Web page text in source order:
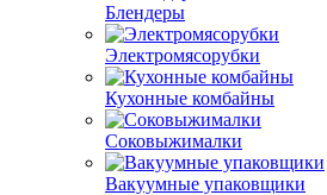
Блендеры
Электромясорубки
Кухонные комбайны
Соковыжималки
Вакуумные упаковщики